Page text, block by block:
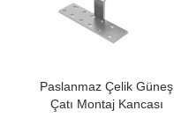
Paslanmaz Çelik Güneş
Çatı Montaj Kancası